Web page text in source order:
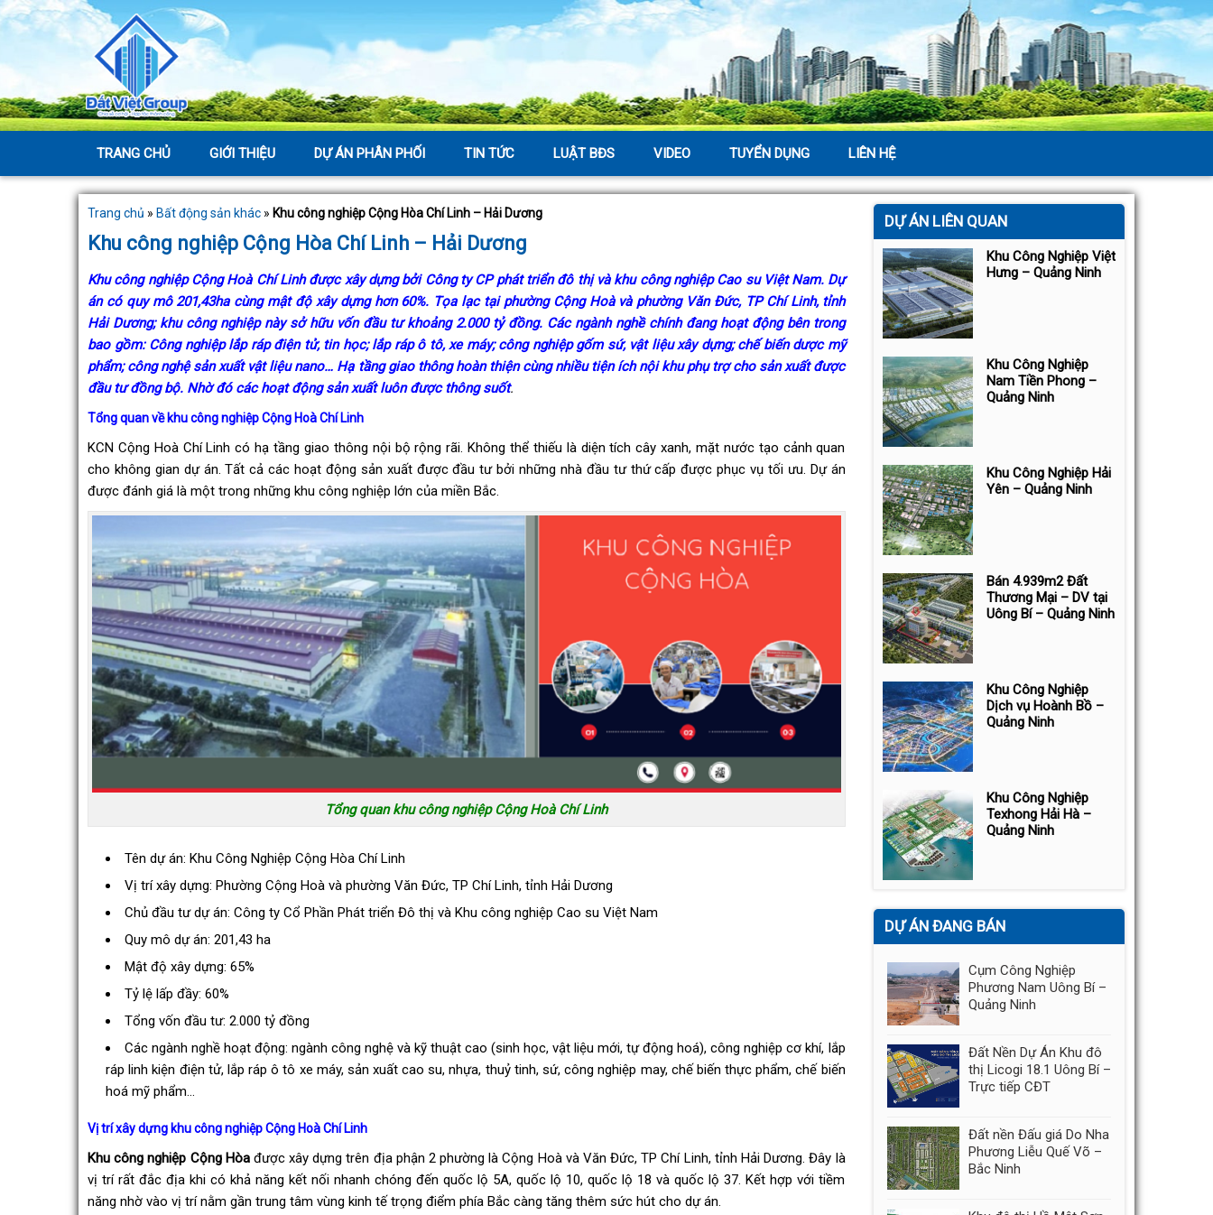
TRANG CHỦ GIỚI THIỆU DỰ ÁN PHÂN PHỐI TIN TỨC LUẬT BĐS VIDEO TUYỂN DỤNG LIÊN HỆ
Trang chủ » Bất động sản khác » Khu công nghiệp Cộng Hòa Chí Linh – Hải Dương
Khu công nghiệp Cộng Hòa Chí Linh – Hải Dương
Khu công nghiệp Cộng Hoà Chí Linh được xây dựng bởi Công ty CP phát triển đô thị và khu công nghiệp Cao su Việt Nam. Dự
án có quy mô 201,43ha cùng mật độ xây dựng hơn 60%. Tọa lạc tại phường Cộng Hoà và phường Văn Đức, TP Chí Linh, tỉnh
Hải Dương; khu công nghiệp này sở hữu vốn đầu tư khoảng 2.000 tỷ đồng. Các ngành nghề chính đang hoạt động bên trong
bao gồm: Công nghiệp lắp ráp điện tử, tin học; lắp ráp ô tô, xe máy; công nghiệp gốm sứ, vật liệu xây dựng; chế biến dược mỹ
phẩm; công nghệ sản xuất vật liệu nano… Hạ tầng giao thông hoàn thiện cùng nhiều tiện ích nội khu phụ trợ cho sản xuất được
đầu tư đồng bộ. Nhờ đó các hoạt động sản xuất luôn được thông suốt.
Tổng quan về khu công nghiệp Cộng Hoà Chí Linh
KCN Cộng Hoà Chí Linh có hạ tầng giao thông nội bộ rộng rãi. Không thể thiếu là diện tích cây xanh, mặt nước tạo cảnh quan
cho không gian dự án. Tất cả các hoạt động sản xuất được đầu tư bởi những nhà đầu tư thứ cấp được phục vụ tối ưu. Dự án
được đánh giá là một trong những khu công nghiệp lớn của miền Bắc.
Tổng quan khu công nghiệp Cộng Hoà Chí Linh
Tên dự án: Khu Công Nghiệp Cộng Hòa Chí Linh
Vị trí xây dựng: Phường Cộng Hoà và phường Văn Đức, TP Chí Linh, tỉnh Hải Dương
Chủ đầu tư dự án: Công ty Cổ Phần Phát triển Đô thị và Khu công nghiệp Cao su Việt Nam
Quy mô dự án: 201,43 ha
Mật độ xây dựng: 65%
Tỷ lệ lấp đầy: 60%
Tổng vốn đầu tư: 2.000 tỷ đồng
Các ngành nghề hoạt động: ngành công nghệ và kỹ thuật cao (sinh học, vật liệu mới, tự động hoá), công nghiệp cơ khí, lắp
ráp linh kiện điện tử, lắp ráp ô tô xe máy, sản xuất cao su, nhựa, thuỷ tinh, sứ, công nghiệp may, chế biến thực phẩm, chế biến
hoá mỹ phẩm…
Vị trí xây dựng khu công nghiệp Cộng Hoà Chí Linh
Khu công nghiệp Cộng Hòađược xây dựng trên địa phận 2 phường là Cộng Hoà và Văn Đức, TP Chí Linh, tỉnh Hải Dương. Đây là
vị trí rất đắc địa khi có khả năng kết nối nhanh chóng đến quốc lộ 5A, quốc lộ 10, quốc lộ 18 và quốc lộ 37. Kết hợp với tiềm
năng nhờ vào vị trí nằm gần trung tâm vùng kinh tế trọng điểm phía Bắc càng tăng thêm sức hút cho dự án.
DỰ ÁN LIÊN QUAN
Khu Công Nghiệp Việt
Hưng – Quảng Ninh
Khu Công Nghiệp
Nam Tiền Phong –
Quảng Ninh
Khu Công Nghiệp Hải
Yên – Quảng Ninh
Bán 4.939m2 Đất
Thương Mại – DV tại
Uông Bí – Quảng Ninh
Khu Công Nghiệp
Dịch vụ Hoành Bồ –
Quảng Ninh
Khu Công Nghiệp
Texhong Hải Hà –
Quảng Ninh
DỰ ÁN ĐANG BÁN
Cụm Công Nghiệp
Phương Nam Uông Bí –
Quảng Ninh
Đất Nền Dự Án Khu đô
thị Licogi 18.1 Uông Bí –
Trực tiếp CĐT
Đất nền Đấu giá Do Nha
Phương Liễu Quế Võ –
Bắc Ninh